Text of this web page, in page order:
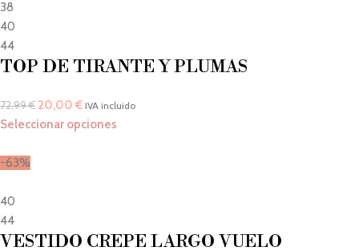
38
40
44
TOP DE TIRANTE Y PLUMAS
72,99€ 20,00 € IVA incluido
Seleccionar opciones
-63%
40
44
VESTIDO CREPE LARGO VUELO